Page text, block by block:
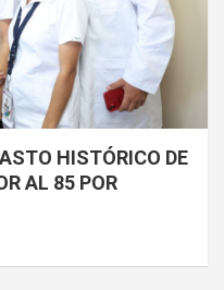
HISTÓRICO DE
AL 85 POR